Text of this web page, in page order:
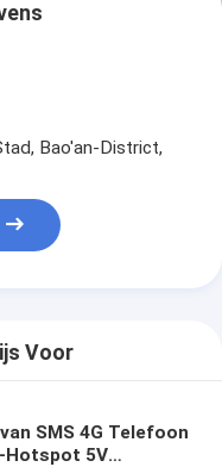
Bao'an-District,
Voor
SMS 4G Telefoon
Hotspot 5V